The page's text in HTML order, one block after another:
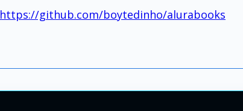
https://github.com/boytedinho/alurabooks